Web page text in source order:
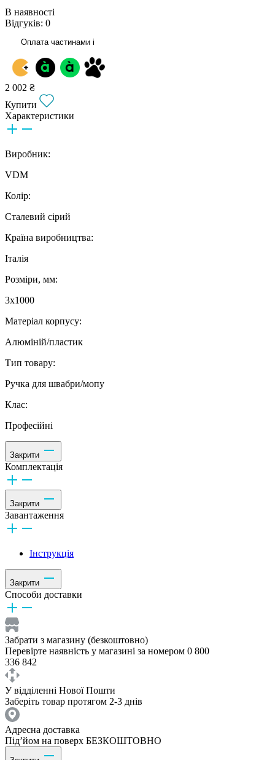
В наявності
Відгуків: 0
Оплата частинами i
2 002 ₴
Купити
Характеристики
Виробник:
VDM
Колір:
Сталевий сірий
Країна виробництва:
Італія
Розміри, мм:
3х1000
Матеріал корпусу:
Алюміній/пластик
Тип товару:
Ручка для швабри/мопу
Клас:
Професійні
Закрити
Комплектація
Закрити
Завантаження
Інструкція
Закрити
Способи доставки
Забрати з магазину (безкоштовно)
Перевірте наявність у магазині за номером 0 800
336 842
У відділенні Нової Пошти
Заберіть товар протягом 2-3 днів
Адресна доставка
Під’йом на поверх БЕЗКОШТОВНО